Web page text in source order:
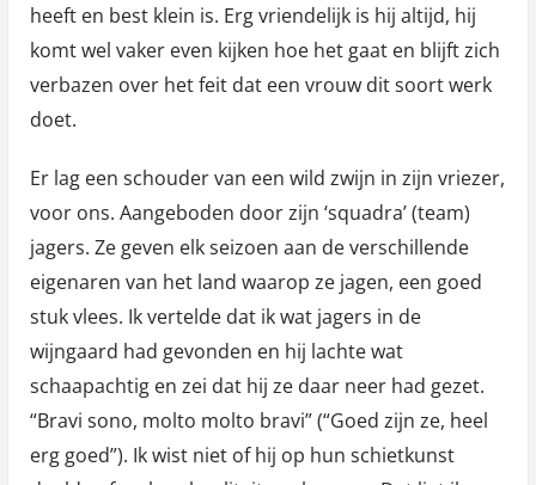
heeft en best klein is. Erg vriendelijk is hij altijd, hij
komt wel vaker even kijken hoe het gaat en blijft zich
verbazen over het feit dat een vrouw dit soort werk
doet.
Er lag een schouder van een wild zwijn in zijn vriezer,
voor ons. Aangeboden door zijn ‘squadra’ (team)
jagers. Ze geven elk seizoen aan de verschillende
eigenaren van het land waarop ze jagen, een goed
stuk vlees. Ik vertelde dat ik wat jagers in de
wijngaard had gevonden en hij lachte wat
schaapachtig en zei dat hij ze daar neer had gezet.
“Bravi sono, molto molto bravi” (“Goed zijn ze, heel
erg goed”). Ik wist niet of hij op hun schietkunst